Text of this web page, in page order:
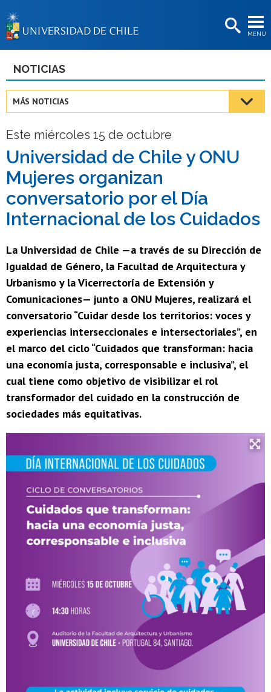
MENÚ
BIBLIOTECAS
Estudiantes
Académicas/os
Funcionarias/os
Egresadas/os
NOTICIAS
MÁS NOTICIAS
Este miércoles 15 de octubre
Universidad de Chile y ONU
Mujeres organizan
conversatorio por el Día
Internacional de los Cuidados
La Universidad de Chile —a través de su Dirección de
Igualdad de Género, la Facultad de Arquitectura y
Urbanismo y la Vicerrectoría de Extensión y
Comunicaciones— junto a ONU Mujeres, realizará el
conversatorio “Cuidar desde los territorios: voces y
experiencias interseccionales e intersectoriales”, en
el marco del ciclo “Cuidados que transforman: hacia
una economía justa, corresponsable e inclusiva”, el
cual tiene como objetivo de visibilizar el rol
transformador del cuidado en la construcción de
sociedades más equitativas.